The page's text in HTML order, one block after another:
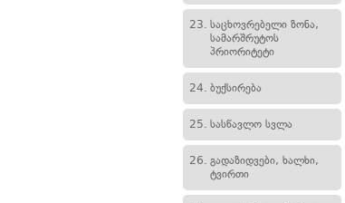
23. საცხოვრებელი ზონა,
სამარშრუტოს
პრიორიტეტი
24. ბუქსირება
25. სასწავლო სვლა
26. გადაზიდვები, ხალხი,
ტვირთი